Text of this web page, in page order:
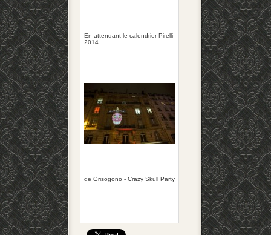
En attendant le calendrier Pirelli
2014
de Grisogono - Crazy Skull Party